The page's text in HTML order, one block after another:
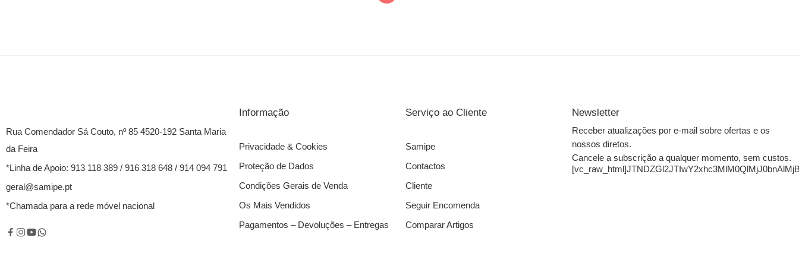
Rua Comendador Sá Couto, nº 85 4520-192 Santa Maria
da Feira
*Linha de Apoio: 913 118 389 / 916 318 648 / 914 094 791
geral@samipe.pt
*Chamada para a rede móvel nacional
Informação
Privacidade & Cookies
Proteção de Dados
Condições Gerais de Venda
Os Mais Vendidos
Pagamentos – Devoluções – Entregas
Serviço ao Cliente
Samipe
Contactos
Cliente
Seguir Encomenda
Comparar Artigos
Newsletter
Receber atualizações por e-mail sobre ofertas e os
nossos diretos.
Cancele a subscrição a qualquer momento, sem custos.